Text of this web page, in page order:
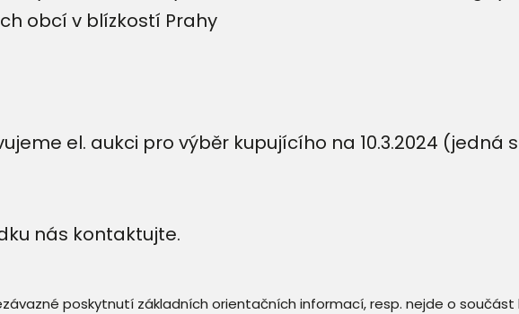
obcí v blízkostí Prahy
el. aukci pro výběr kupujícího na 10.3.2024 (jedná
nás kontaktujte.
poskytnutí základních orientačních informací, resp. nejde o